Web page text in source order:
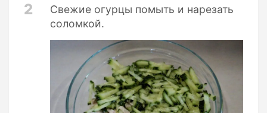
2
Свежие огурцы помыть и нарезать
соломкой.